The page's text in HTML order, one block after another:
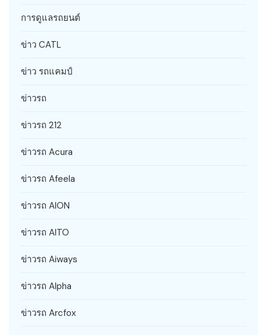
การดูแลรถยนต์
ข่าว CATL
ข่าว รถแคมป์
ข่าวรถ
ข่าวรถ 212
ข่าวรถ Acura
ข่าวรถ Afeela
ข่าวรถ AION
ข่าวรถ AITO
ข่าวรถ Aiways
ข่าวรถ Alpha
ข่าวรถ Arcfox